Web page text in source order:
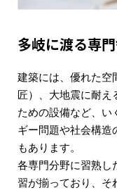
多岐に渡る専
建築には、優れた空
匠）、大地震に耐え
ための設備など、い
ギー問題や社会構造
もあります。
各専門分野に習熟し
習が揃っており、そ